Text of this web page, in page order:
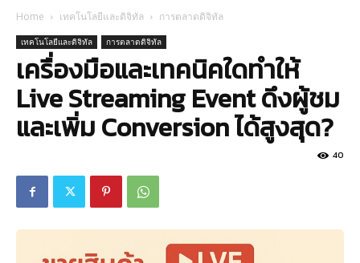
Home เทคโนโลยีและดิจิทัล การตลาดดิจิทัล
เทคโนโลยีและดิจิทัล การตลาดดิจิทัล
เครื่องมือและเทคนิคใดทำให้
Live Streaming Event ดึงผู้ชม
และเพิ่ม Conversion ได้สูงสุด?
40